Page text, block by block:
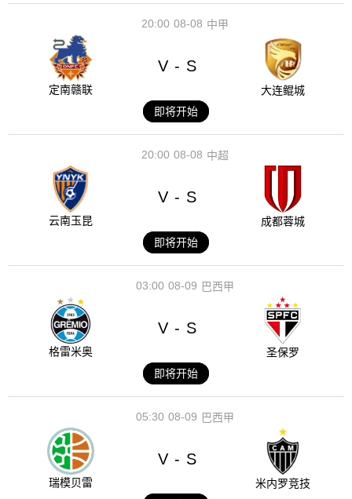
08-08
20:00 中甲
定南赣联
V - S
大连鲲城
即将开始
08-08
20:00 中超
云南玉昆
V - S
成都蓉城
即将开始
08-09
03:00 巴西甲
格雷米奥
V - S
圣保罗
即将开始
08-09
05:30 巴西甲
瑞模贝雷
V - S
米内罗竞技